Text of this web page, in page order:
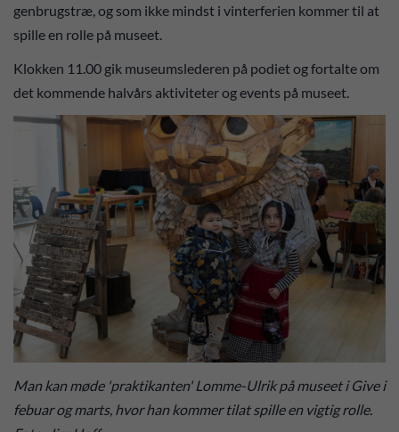
genbrugstræ, og som ikke mindst i vinterferien kommer til at
spille en rolle på museet.
Klokken 11.00 gik museumslederen på podiet og fortalte om
det kommende halvårs aktiviteter og events på museet.
Man kan møde 'praktikanten' Lomme-Ulrik på museet i Give i
febuar og marts, hvor han kommer tilat spille en vigtig rolle.